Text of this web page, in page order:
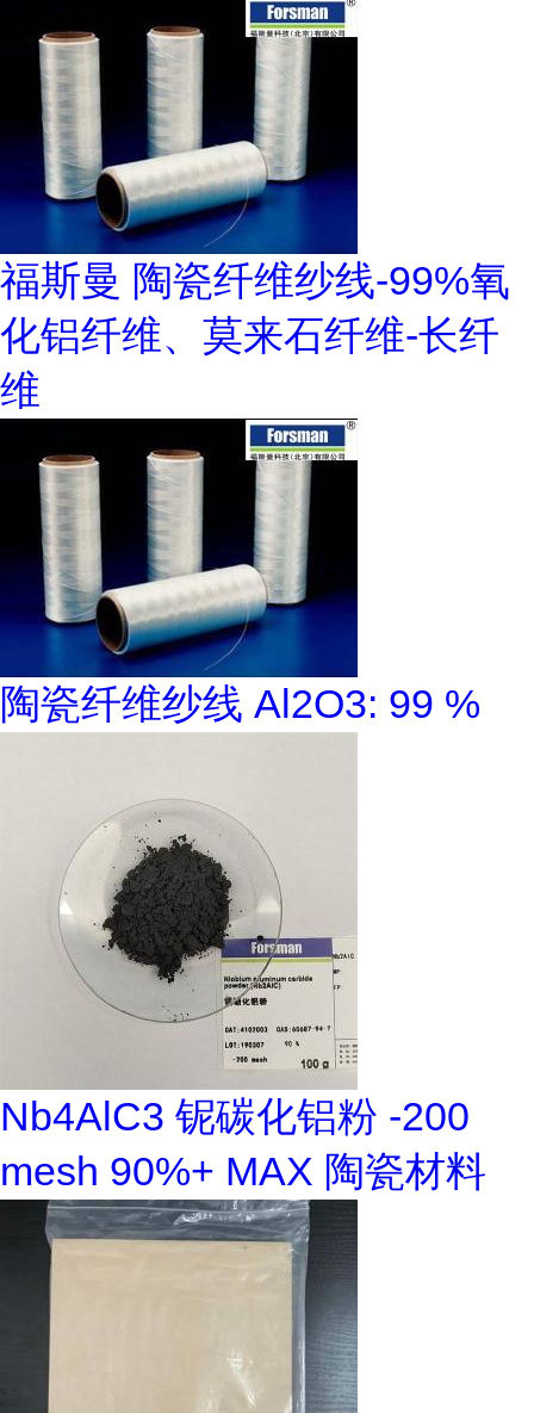
福斯曼 陶瓷纤维纱线-99%氧
化铝纤维、莫来石纤维-长纤
维
陶瓷纤维纱线 Al2O3: 99 %
Nb4AlC3 铌碳化铝粉 -200
mesh 90%+ MAX 陶瓷材料